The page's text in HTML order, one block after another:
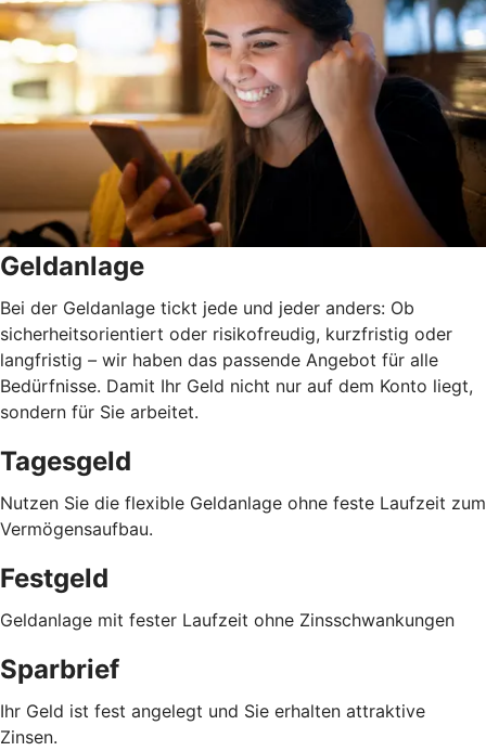
Geldanlage
Bei der Geldanlage tickt jede und jeder anders: Ob
sicherheitsorientiert oder risikofreudig, kurzfristig oder
langfristig – wir haben das passende Angebot für alle
Bedürfnisse. Damit Ihr Geld nicht nur auf dem Konto liegt,
sondern für Sie arbeitet.
Tagesgeld
Nutzen Sie die flexible Geldanlage ohne feste Laufzeit zum
Vermögensaufbau.
Festgeld
Geldanlage mit fester Laufzeit ohne Zinsschwankungen
Sparbrief
Ihr Geld ist fest angelegt und Sie erhalten attraktive
Zinsen.